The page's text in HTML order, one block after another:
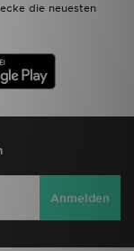
die neuesten
Anmelden